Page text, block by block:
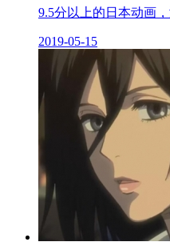
9.5分以上的日本动画
2019-05-15